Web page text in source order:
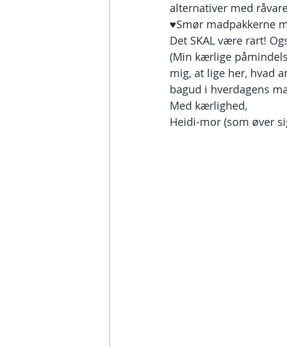
alternativer med
♥️Smør madpakkerne
Det SKAL være rart!
(Min kærlige
mig, at lige her, hvad
bagud i hverdagens
Med kærlighed,
Heidi-mor (som øver